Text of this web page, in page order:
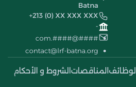
Batna
+213 (0) XX XXX XXX
-
####@####.com
contact@lrf-batna.org
الوظائف المناقصات الشروط و الأحكام